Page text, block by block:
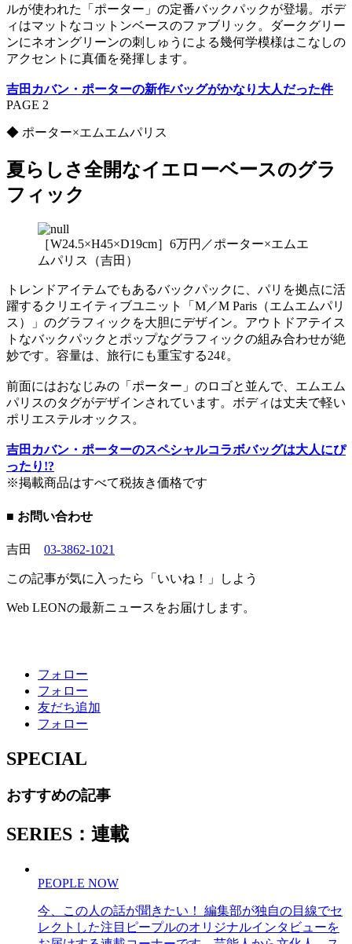
ルが使われた「ポーター」の定番バックパックが登場。ボデ
ィはマットなコットンベースのファブリック。ダークグリー
ンにネオングリーンの刺しゅうによる幾何学模様はこなしの
アクセントに真価を発揮します。
吉田カバン・ポーターの新作バッグがかなり大人だった件
PAGE 2
◆ ポーター×エムエムパリス
夏らしさ全開なイエローベースのグラ
フィック
［W24.5×H45×D19cm］6万円／ポーター×エムエ
ムパリス（吉田）
トレンドアイテムでもあるバックパックに、パリを拠点に活
躍するクリエイティブユニット「M／M Paris（エムエムパリ
ス）」のグラフィックを大胆にデザイン。アウトドアテイス
トなバックパックとポップなグラフィックの組み合わせが絶
妙です。容量は、旅行にも重宝する24ℓ。
前面にはおなじみの「ポーター」のロゴと並んで、エムエム
パリスのタグがデザインされています。ボディは丈夫で軽い
ポリエステルオックス。
吉田カバン・ポーターのスペシャルコラボバッグは大人にぴ
ったり!?
※掲載商品はすべて税抜き価格です
■ お問い合わせ
吉田 03-3862-1021
この記事が気に入ったら「いいね！」しよう
Web LEONの最新ニュースをお届けします。
フォロー
フォロー
友だち追加
フォロー
SPECIAL
おすすめの記事
SERIES：連載
PEOPLE NOW
今、この人の話が聞きたい！ 編集部が独自の目線でセ
レクトした注目ピープルのオリジナルインタビューを